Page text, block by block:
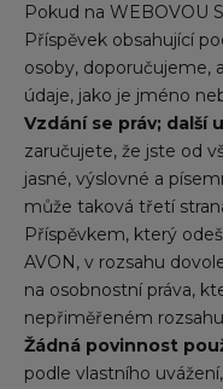
Pokud na WEBOVOU
Příspěvek obsahující
osoby, doporučujeme,
údaje, jako je jméno
Vzdání se práv; další
zaručujete, že jste od
jasné, výslovné a
může taková třetí
Příspěvkem, který
AVON, v rozsahu
na osobnostní práva,
nepřiměřeném
Žádná povinnost
podle vlastního